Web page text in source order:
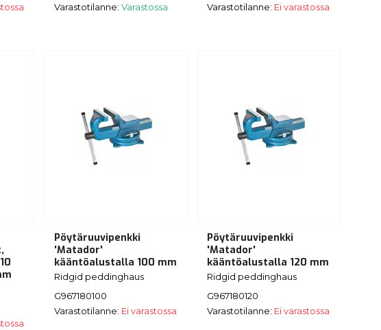
Varastotilanne: Varastossa
Varastotilanne: Ei varastossa
Pöytäruuvipenkki
'Matador'
kääntöalustalla 100 mm
Ridgid peddinghaus
G967180100
Varastotilanne: Ei varastossa
Pöytäruuvipenkki
'Matador'
kääntöalustalla 120 mm
Ridgid peddinghaus
G967180120
Varastotilanne: Ei varastossa